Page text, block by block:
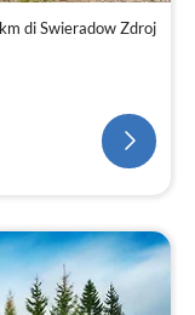
di Swieradow Zdroj